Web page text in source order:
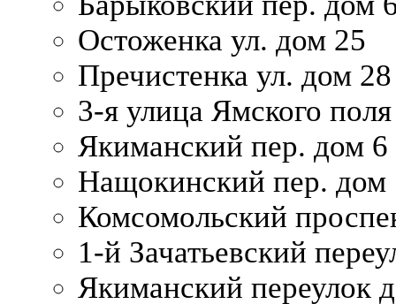
Остоженка ул. дом 25
Пречистенка ул. дом 28
3-я улица Ямского
Якиманский пер. дом 6
Нащокинский пер. дом
Комсомольский
1-й Зачатьевский
Якиманский переулок